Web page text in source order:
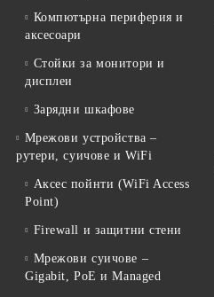
Компютърна периферия и
аксесоари
Стойки за монитори и
дисплеи
Зарядни шкафове
Мрежови устройства –
рутери, суичове и WiFi
Аксес пойнти (WiFi Access
Point)
Firewall и защитни стени
Мрежови суичове –
Gigabit, PoE и Managed